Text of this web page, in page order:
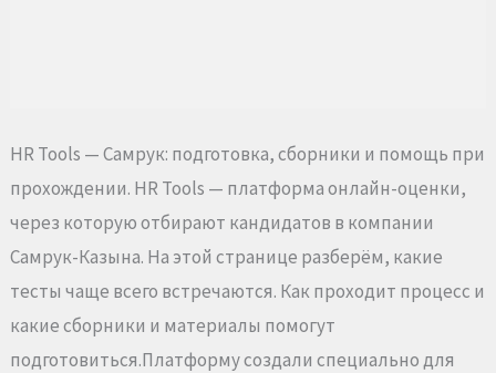
HR Tools — Самрук: подготовка, сборники и помощь при
прохождении. HR Tools — платформа онлайн-оценки,
через которую отбирают кандидатов в компании
Самрук-Казына. На этой странице разберём, какие
тесты чаще всего встречаются. Как проходит процесс и
какие сборники и материалы помогут
подготовиться.Платформу создали специально для